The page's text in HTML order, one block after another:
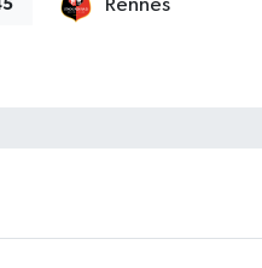
Rennes